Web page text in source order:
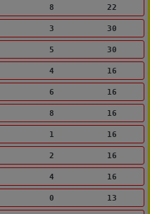
8 22
3 30
5 30
4 16
6 16
8 16
1 16
2 16
4 16
0 13